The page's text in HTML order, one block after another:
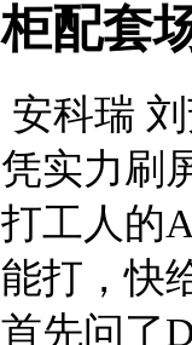
柜配套
安科瑞
凭实力刷
打工人的
能打，快
首先问了